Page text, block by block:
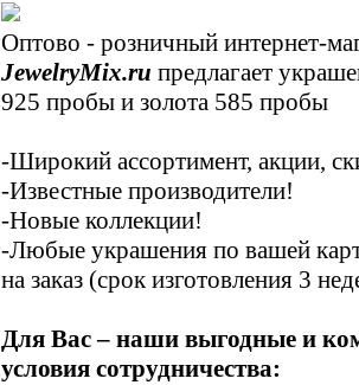
Оптово - розничный интернет-
JewelryMix.ru предлагает
925 пробы и золота 585 пробы
-Широкий ассортимент, акции,
-Известные производители!
-Новые коллекции!
-Любые украшения по вашей
на заказ (срок изготовления 3
Для Вас – наши выгодные и
условия сотрудничества: